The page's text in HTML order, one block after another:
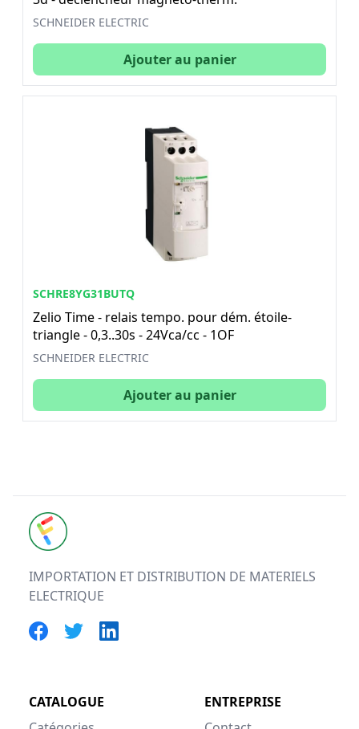
SCHNEIDER ELECTRIC
Ajouter au panier
SCHRE8YG31BUTQ
Zelio Time - relais tempo. pour dém. étoile-
triangle - 0,3..30s - 24Vca/cc - 1OF
SCHNEIDER ELECTRIC
Ajouter au panier
FUTURELEC
IMPORTATION ET DISTRIBUTION DE MATERIELS
ELECTRIQUE
CATALOGUE
ENTREPRISE